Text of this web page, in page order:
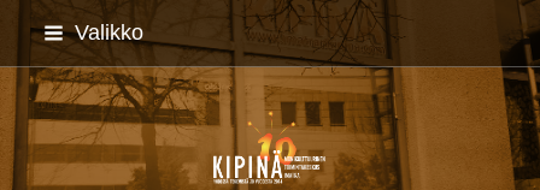
Siirry
sisältöön
Valikko
Imatran